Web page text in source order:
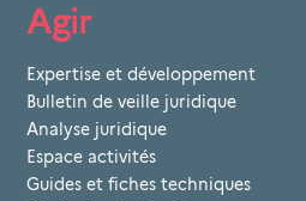
Agir
Expertise et développement
Bulletin de veille juridique
Analyse juridique
Espace activités
Guides et fiches techniques